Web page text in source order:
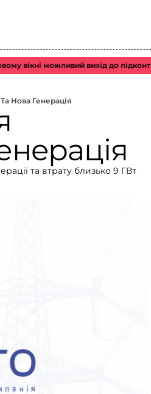
можливий вихід до
Нова Генерація
та втрату близько 9 ГВт